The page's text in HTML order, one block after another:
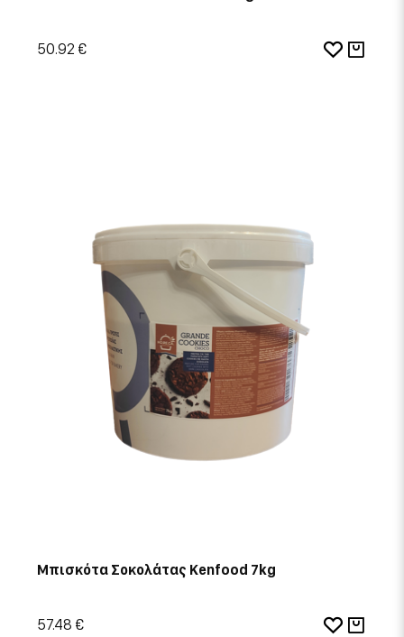
50.92 €
Μπισκότα Σοκολάτας Kenfood 7kg
57.48 €